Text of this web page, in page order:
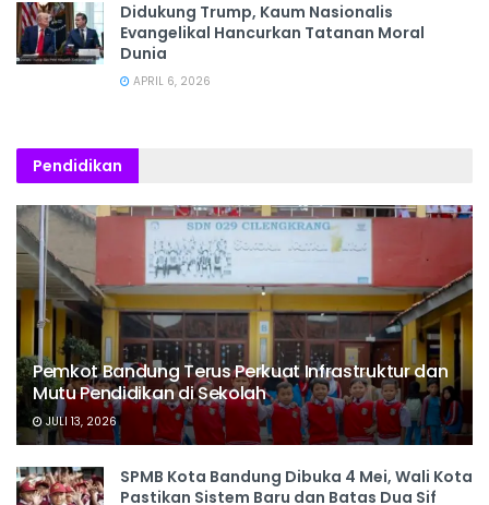
Didukung Trump, Kaum Nasionalis
Evangelikal Hancurkan Tatanan Moral
Dunia
APRIL 6, 2026
Pendidikan
Pemkot Bandung Terus Perkuat Infrastruktur dan
Mutu Pendidikan di Sekolah
JULI 13, 2026
SPMB Kota Bandung Dibuka 4 Mei, Wali Kota
Pastikan Sistem Baru dan Batas Dua Sif